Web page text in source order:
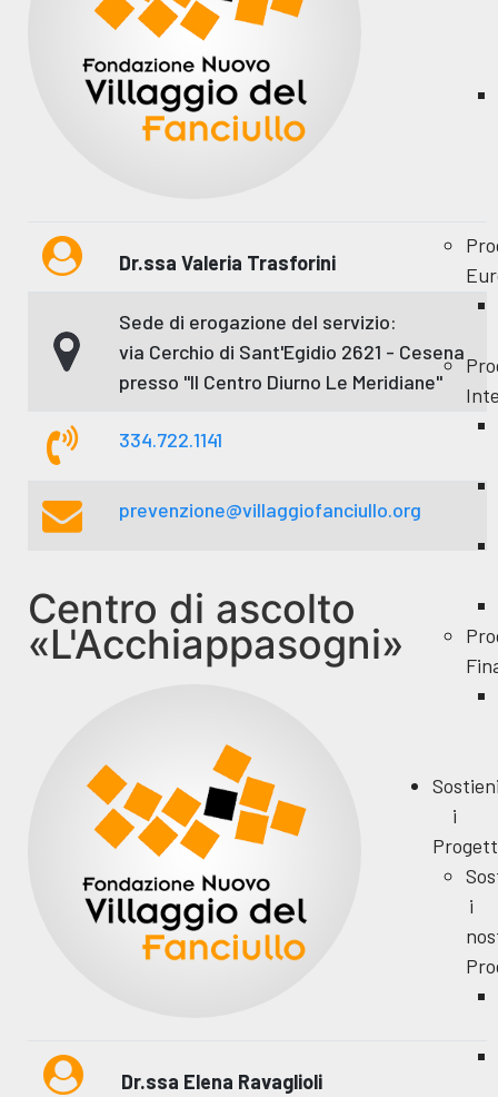
i
i
Dr.ssa Valeria Trasforini
Sede di erogazione del servizio:
via Cerchio di Sant'Egidio 2621 - Cesena
presso "Il Centro Diurno Le Meridiane"
334.722.1141
prevenzione@villaggiofanciullo.org
Centro di ascolto
«L'Acchiappasogni»
Dr.ssa Elena Ravaglioli